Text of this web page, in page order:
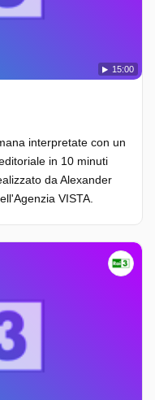
15:00
interpretate con un
in 10 minuti
da Alexander
VISTA.